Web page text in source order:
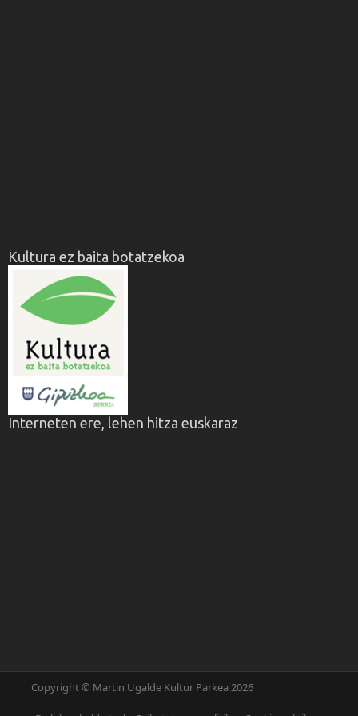
Kultura ez baita botatzekoa
Interneten ere, lehen hitza euskaraz
Copyright © Martin Ugalde Kultur Parkea 2026